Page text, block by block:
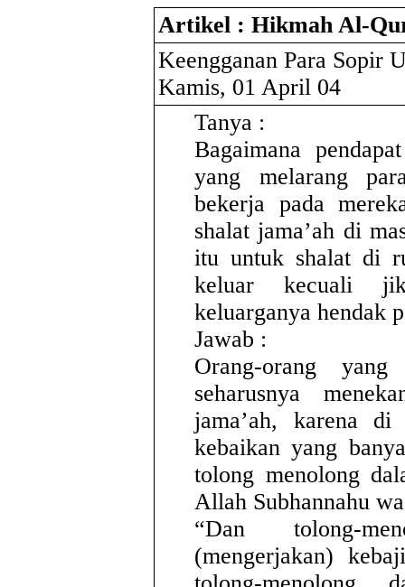
Artikel : Hikmah Al-
Keengganan Para Sopir
Kamis, 01 April 04
Tanya :
Bagaimana
yang melarang
bekerja pada
shalat jama’ah di
itu untuk shalat di
keluar kecuali
keluarganya hendak
Jawab :
Orang-orang
seharusnya
jama’ah, karena
kebaikan yang
tolong menolong
Allah Subhannahu
“Dan tolong-
(mengerjakan)